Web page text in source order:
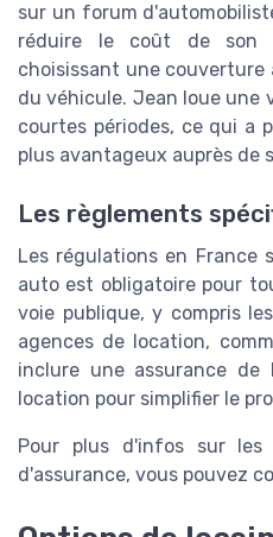
sur un forum
réduire le coût de son
choisissant une couverture
du véhicule. Jean loue une
courtes périodes, ce qui a
plus avantageux auprès de
Les règlements
Les régulations en France
auto est obligatoire pour
voie publique, y compris
agences de location,
inclure une assurance de
location pour simplifier le
Pour plus d'infos sur les
d'assurance, vous pouvez